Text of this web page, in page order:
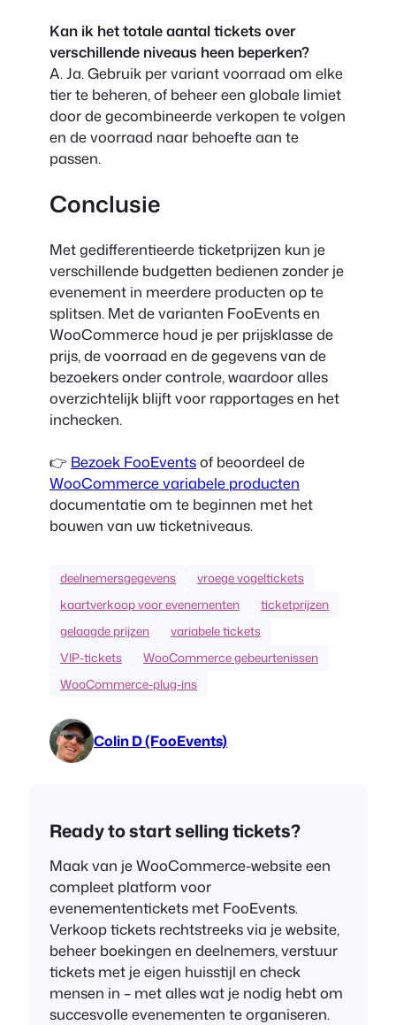
Kan ik het totale aantal tickets over
verschillende niveaus heen beperken?
A. Ja. Gebruik per variant voorraad om elke
tier te beheren, of beheer een globale limiet
door de gecombineerde verkopen te volgen
en de voorraad naar behoefte aan te
passen.
Conclusie
Met gedifferentieerde ticketprijzen kun je
verschillende budgetten bedienen zonder je
evenement in meerdere producten op te
splitsen. Met de varianten FooEvents en
WooCommerce houd je per prijsklasse de
prijs, de voorraad en de gegevens van de
bezoekers onder controle, waardoor alles
overzichtelijk blijft voor rapportages en het
inchecken.
👉 Bezoek FooEventsof beoordeel de
WooCommerce variabele producten
documentatie om te beginnen met het
bouwen van uw ticketniveaus.
deelnemersgegevens
vroege vogeltickets
kaartverkoop voor evenementen
ticketprijzen
gelaagde prijzen
variabele tickets
VIP-tickets
WooCommerce gebeurtenissen
WooCommerce-plug-ins
Colin D (FooEvents)
Ready to start selling tickets?
Maak van je WooCommerce-website een
compleet platform voor
evenemententickets met FooEvents.
Verkoop tickets rechtstreeks via je website,
beheer boekingen en deelnemers, verstuur
tickets met je eigen huisstijl en check
mensen in – met alles wat je nodig hebt om
succesvolle evenementen te organiseren.